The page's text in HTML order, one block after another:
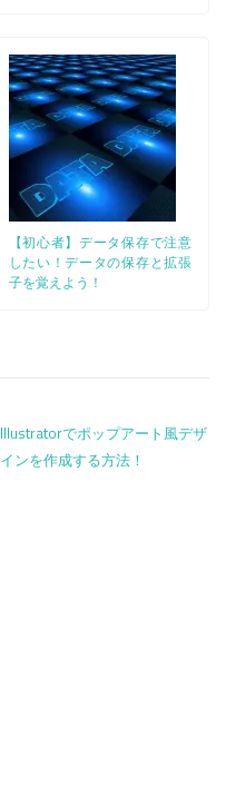
【初心者】データ保存で注意
したい！データの保存と拡張
子を覚えよう！
Illustratorでポップアート風デザ
インを作成する方法！